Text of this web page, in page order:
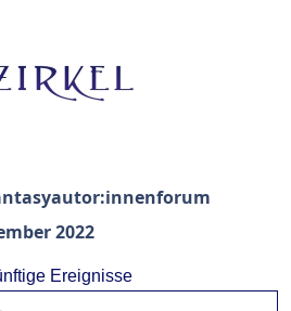
2022
Ereignisse